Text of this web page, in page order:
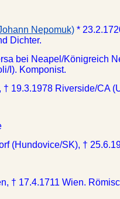
Nepomuk) *
Dichter.
bei Neapel/Königreich
I). Komponist.
† 19.3.1978 Riverside/CA
(Hundovice/SK), †
† 17.4.1711 Wien.